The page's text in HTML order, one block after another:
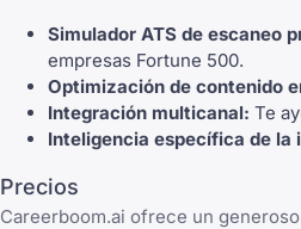
Simulador ATS de escaneo
empresas Fortune 500.
Optimización de contenido
Integración multicanal: Te
Inteligencia específica de la
Precios
Careerboom.ai ofrece un